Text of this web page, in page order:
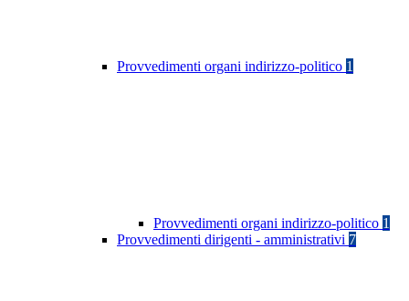
Provvedimenti organi indirizzo-politico 1
Provvedimenti organi indirizzo-politico 1
Provvedimenti dirigenti - amministrativi 7